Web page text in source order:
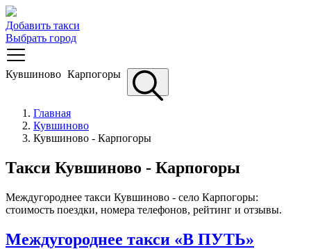
Добавить такси
Выбрать город
Кувшиново Карпогоры
Главная
Кувшиново
Кувшиново - Карпогоры
Такси Кувшиново - Карпогоры
Междугороднее такси Кувшиново - село Карпогоры:
стоимость поездки, номера телефонов, рейтинг и отзывы.
Междугороднее такси «В ПУТЬ»